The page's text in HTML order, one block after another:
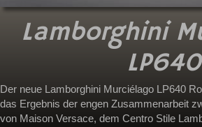
Lamborghini
Der neue Lamborghini Murciélago LP640
das Ergebnis der engen Zusammenarbeit
von Maison Versace, dem Centro Stile